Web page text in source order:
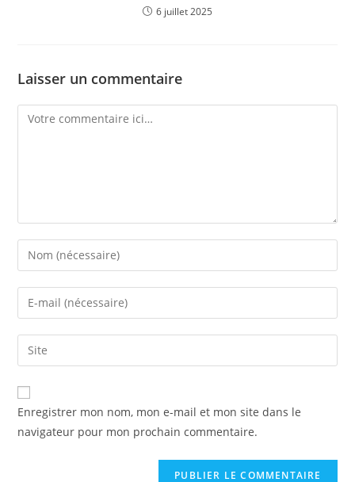
6 juillet 2025
Laisser un commentaire
Enregistrer mon nom, mon e-mail et mon site dans le
navigateur pour mon prochain commentaire.